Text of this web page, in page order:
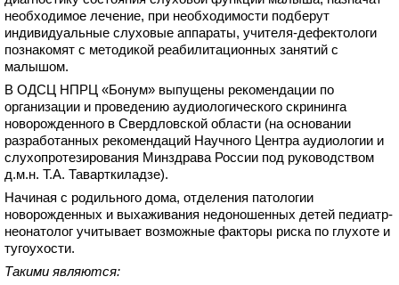
необходимое лечение, при необходимости подберут
индивидуальные слуховые аппараты, учителя-дефектологи
познакомят с методикой реабилитационных занятий с
малышом.
В ОДСЦ НПРЦ «Бонум» выпущены рекомендации по
организации и проведению аудиологического скрининга
новорожденного в Свердловской области (на основании
разработанных рекомендаций Научного Центра аудиологии и
слухопротезирования Минздрава России под руководством
д.м.н. Т.А. Таварткиладзе).
Начиная с родильного дома, отделения патологии
новорожденных и выхаживания недоношенных детей педиатр-
неонатолог учитывает возможные факторы риска по глухоте и
тугоухости.
Такими являются: